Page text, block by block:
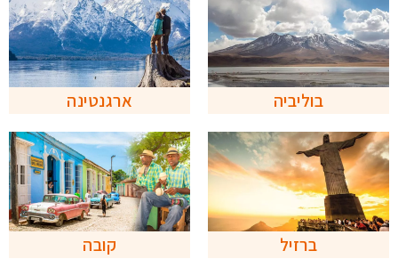
בוליביה ארגנטינה
ברזיל קובה